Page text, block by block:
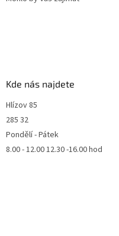
Kde nás najdete
Hlízov 85
285 32
Pondělí - Pátek
8.00 - 12.00 12.30 -16.00 hod